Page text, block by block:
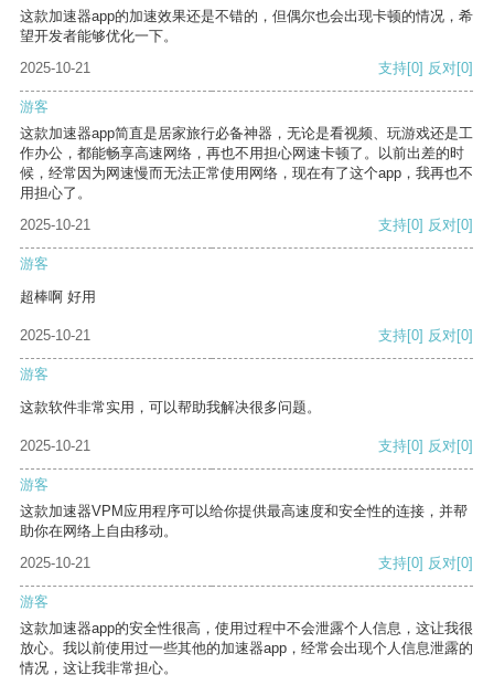
这款加速器app的加速效果还是不错的，但偶尔也会出现卡顿的情况，希
望开发者能够优化一下。
2025-10-21
支持[0] 反对[0]
游客
这款加速器app简直是居家旅行必备神器，无论是看视频、玩游戏还是工
作办公，都能畅享高速网络，再也不用担心网速卡顿了。以前出差的时
候，经常因为网速慢而无法正常使用网络，现在有了这个app，我再也不
用担心了。
2025-10-21
支持[0] 反对[0]
游客
超棒啊 好用
2025-10-21 支持[0] 反对[0]
游客
这款软件非常实用，可以帮助我解决很多问题。
2025-10-21 支持[0] 反对[0]
游客
这款加速器VPM应用程序可以给你提供最高速度和安全性的连接，并帮
助你在网络上自由移动。
2025-10-21
支持[0] 反对[0]
游客
这款加速器app的安全性很高，使用过程中不会泄露个人信息，这让我很
放心。我以前使用过一些其他的加速器app，经常会出现个人信息泄露的
情况，这让我非常担心。